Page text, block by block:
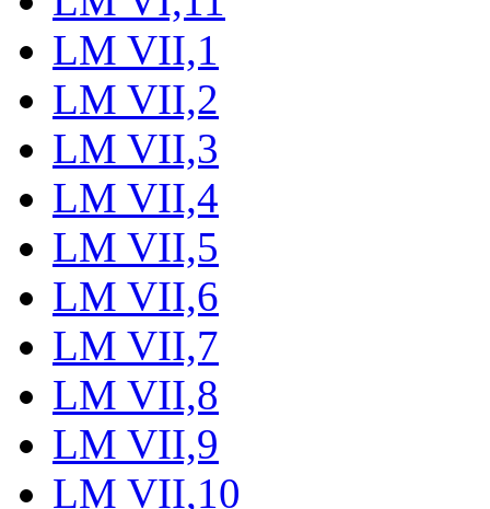
LM VII,1
LM VII,2
LM VII,3
LM VII,4
LM VII,5
LM VII,6
LM VII,7
LM VII,8
LM VII,9
LM VII,10